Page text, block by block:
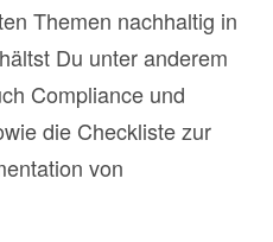
Themen nachhaltig in
Du unter anderem
Compliance und
die Checkliste zur
von